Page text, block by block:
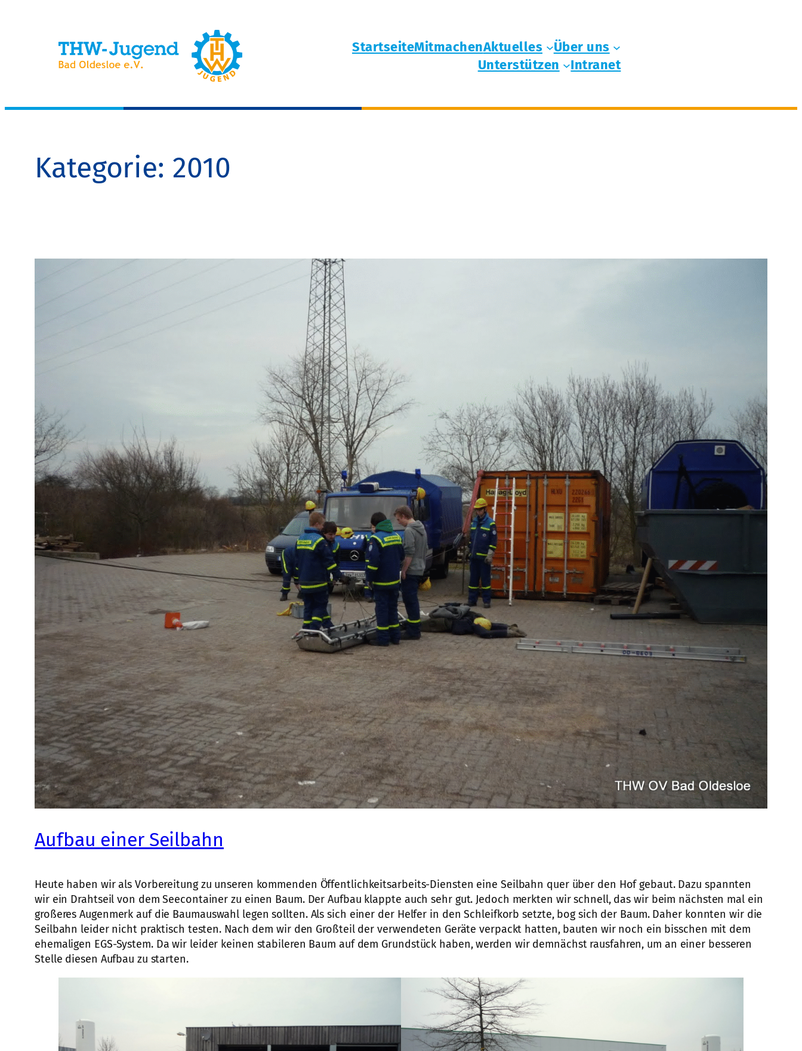
StartseiteMitmachenAktuelles
Über uns
Unterstützen
Intranet
Kategorie: 2010
Aufbau einer Seilbahn
Heute haben wir als Vorbereitung zu unseren kommenden Öffentlichkeitsarbeits-Diensten eine Seilbahn quer über den Hof gebaut. Dazu spannten
wir ein Drahtseil von dem Seecontainer zu einen Baum. Der Aufbau klappte auch sehr gut. Jedoch merkten wir schnell, das wir beim nächsten mal ein
großeres Augenmerk auf die Baumauswahl legen sollten. Als sich einer der Helfer in den Schleifkorb setzte, bog sich der Baum. Daher konnten wir die
Seilbahn leider nicht praktisch testen. Nach dem wir den Großteil der verwendeten Geräte verpackt hatten, bauten wir noch ein bisschen mit dem
ehemaligen EGS-System. Da wir leider keinen stabileren Baum auf dem Grundstück haben, werden wir demnächst rausfahren, um an einer besseren
Stelle diesen Aufbau zu starten.